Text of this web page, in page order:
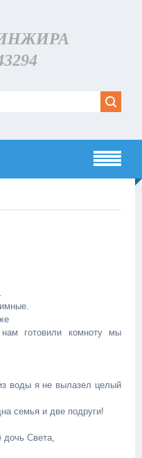
готовили комноту мы
воды я не вылазел целый
семья и две подруги!
дочь Света,